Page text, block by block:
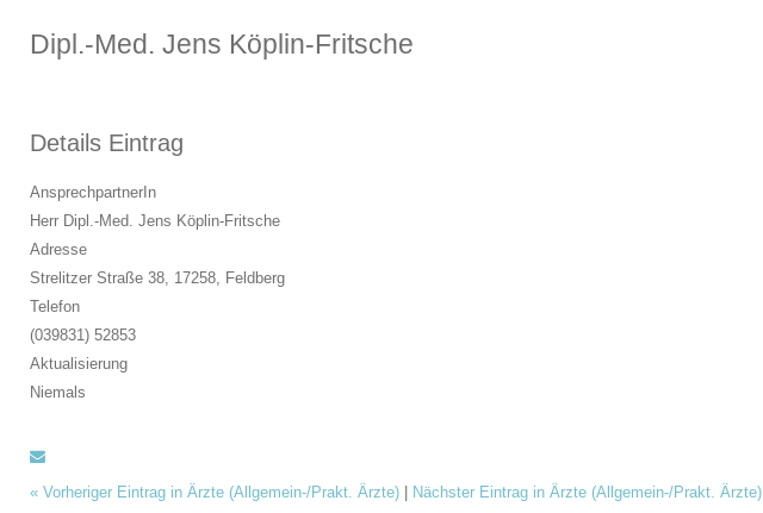
Dipl.-Med. Jens Köplin-Fritsche
Details Eintrag
AnsprechpartnerIn
Herr Dipl.-Med. Jens Köplin-Fritsche
Adresse
Strelitzer Straße 38, 17258, Feldberg
Telefon
(039831) 52853
Aktualisierung
Niemals
« Vorheriger Eintrag in Ärzte (Allgemein-/Prakt. Ärzte) Nächster Eintrag in Ärzte (Allgemein-/Prakt. Ärzte)